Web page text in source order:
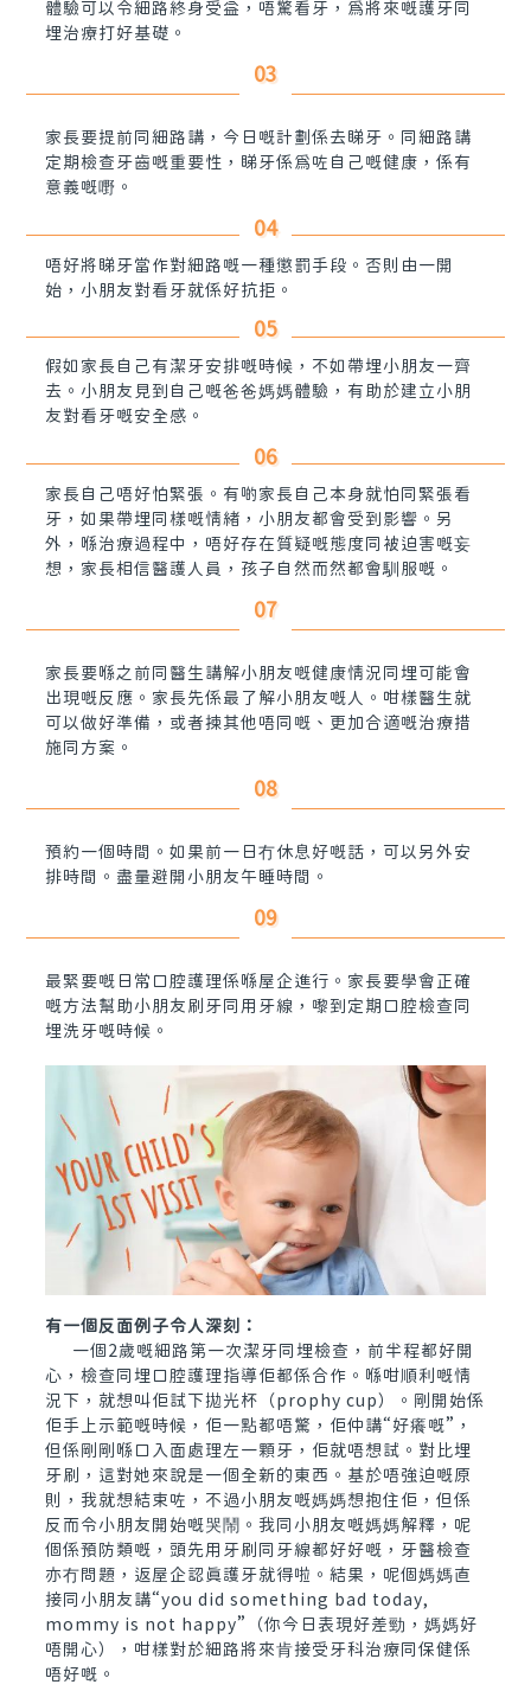
體驗可以令細路終身受益，唔驚看牙，為將來嘅護牙同
埋治療打好基礎。
03
家長要提前同細路講，今日嘅計劃係去睇牙。同細路講
定期檢查牙齒嘅重要性，睇牙係為咗自己嘅健康，係有
意義嘅嘢。
04
唔好將睇牙當作對細路嘅一種懲罰手段。否則由一開
始，小朋友對看牙就係好抗拒。
05
假如家長自己有潔牙安排嘅時候，不如帶埋小朋友一齊
去。小朋友見到自己嘅爸爸媽媽體驗，有助於建立小朋
友對看牙嘅安全感。
06
家長自己唔好怕緊張。有啲家長自己本身就怕同緊張看
牙，如果帶埋同樣嘅情緒，小朋友都會受到影響。另
外，喺治療過程中，唔好存在質疑嘅態度同被迫害嘅妄
想，家長相信醫護人員，孩子自然而然都會馴服嘅。
07
家長要喺之前同醫生講解小朋友嘅健康情況同埋可能會
出現嘅反應。家長先係最了解小朋友嘅人。咁樣醫生就
可以做好準備，或者揀其他唔同嘅、更加合適嘅治療措
施同方案。
08
預約一個時間。如果前一日冇休息好嘅話，可以另外安
排時間。盡量避開小朋友午睡時間。
09
最緊要嘅日常口腔護理係喺屋企進行。家長要學會正確
嘅方法幫助小朋友刷牙同用牙線，嚟到定期口腔檢查同
埋洗牙嘅時候。
有一個反面例子令人深刻：
一個2歲嘅細路第一次潔牙同埋檢查，前半程都好開
心，檢查同埋口腔護理指導佢都係合作。喺咁順利嘅情
況下，就想叫佢試下拋光杯（prophy cup）。剛開始係
佢手上示範嘅時候，佢一點都唔驚，佢仲講“好癢嘅”，
但係剛剛喺口入面處理左一顆牙，佢就唔想試。對比埋
牙刷，這對她來說是一個全新的東西。基於唔強迫嘅原
則，我就想結束咗，不過小朋友嘅媽媽想抱住佢，但係
反而令小朋友開始嘅哭鬧。我同小朋友嘅媽媽解釋，呢
個係預防類嘅，頭先用牙刷同牙線都好好嘅，牙醫檢查
亦冇問題，返屋企認真護牙就得啦。結果，呢個媽媽直
接同小朋友講“you did something bad today,
mommy is not happy”（你今日表現好差勁，媽媽好
唔開心），咁樣對於細路將來肯接受牙科治療同保健係
唔好嘅。